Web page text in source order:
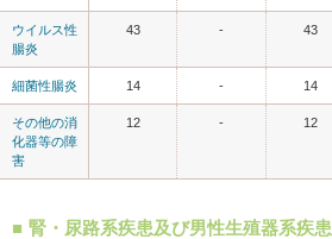
ウイルス性
腸炎
43 - 43
細菌性腸炎 14 - 14
その他の消
化器等の障
害
12 - 12
腎・尿路系疾患及び男性生殖器系疾患